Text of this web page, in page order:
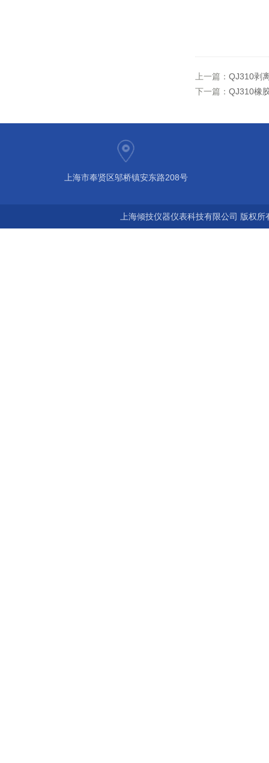
上一篇： QJ310剥
下一篇： QJ310橡
上海市奉贤区邬桥镇安东路208号
上海倾技仪器仪表科技有限公司 版权